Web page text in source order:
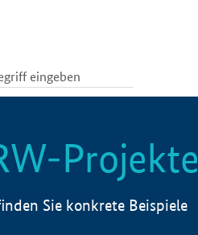
Projekte
Sie konkrete Beispiele